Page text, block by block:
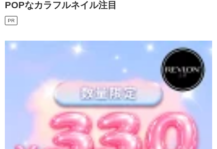
POPなカラフルネイル注目
PR